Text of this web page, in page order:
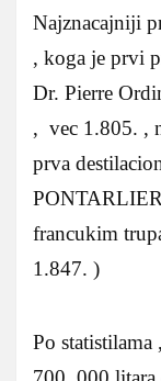
Najznacajniji
, koga je prvi
Dr. Pierre
, vec 1.805. ,
prva
francukim
1.847. )
Po